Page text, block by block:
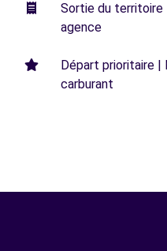
Sortie du territoire
agence
Départ prioritaire
carburant